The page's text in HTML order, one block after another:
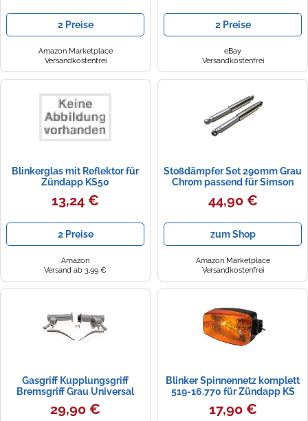
2 Preise
Amazon Marketplace
Versandkostenfrei
2 Preise
eBay
Versandkostenfrei
Blinkerglas mit Reflektor für
Zündapp KS50
13,24 €
2 Preise
Amazon
Versand ab 3,99 €
Stoßdämpfer Set 290mm Grau
Chrom passend für Simson
Schwalbe S51 S50 S70, Puch
Maxi, Zündapp KS GTS, Honda
44,90 €
zum Shop
Amazon Marketplace
Versandkostenfrei
Gasgriff Kupplungsgriff
Bremsgriff Grau Universal
22mm passend für Hercules K
50, Kreidler Florett, Zündapp C
29,90 €
Blinker Spinnennetz komplett
519-16.770 für Zündapp KS
GTS C 50 Typ 517
17,90 €